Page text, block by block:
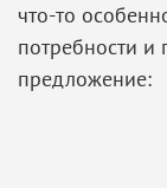
что-то
потребности и
предложение: